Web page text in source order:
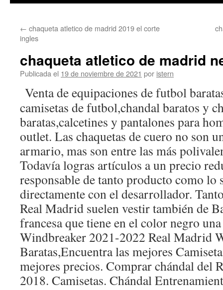
contenido
← chaqueta atletico de madrid 2019 el corte
ingles
chaqueta atletico de madrid
Publicada el 19 de noviembre de 2021 por istern
Venta de equipaciones de futbol
camisetas de futbol,chandal baratos y
baratas,calcetines y pantalones para
outlet. Las chaquetas de cuero no son
armario, mas son entre las más
Todavía logras artículos a un precio
responsable de tanto producto como lo
directamente con el desarrollador.
Real Madrid suelen vestir también de
francesa que tiene en el color negro
Windbreaker 2021-2022 Real Madrid
Baratas,Encuentra las mejores
mejores precios. Comprar chándal del
2018. Camisetas. Chándal